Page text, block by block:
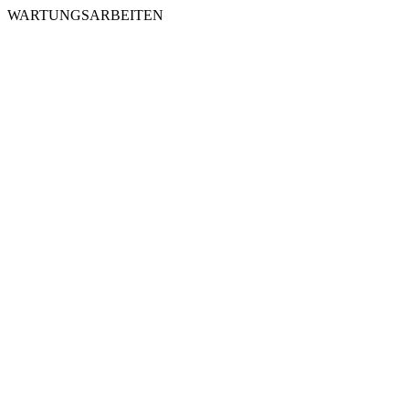
WARTUNGSARBEITEN